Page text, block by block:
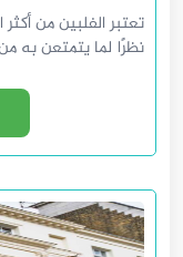
تعتبر الفلبين من
نظرًا لما يتمتعن به